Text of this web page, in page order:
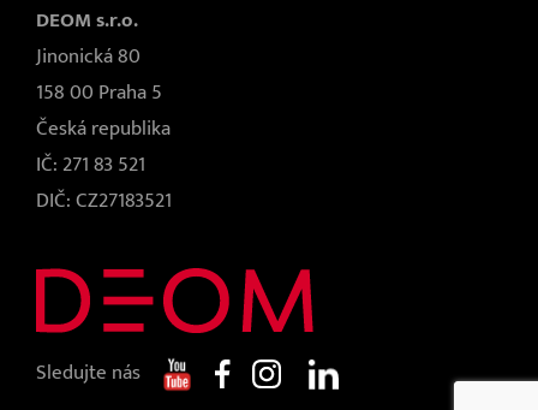
DEOM s.r.o.
Jinonická 80
158 00 Praha 5
Česká republika
IČ: 271 83 521
DIČ: CZ27183521
Sledujte nás